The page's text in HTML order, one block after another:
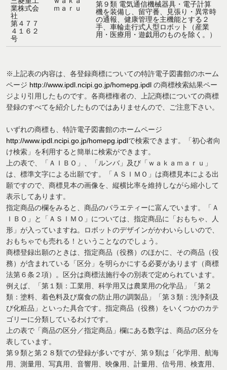
業株式会
社
第４７７
４１６２
号
ｍａｒｕ
第９類電気通信機械器具・電子計算
機を装備し、留守番、見張り・異常時
の通報、健康管理を主機能とする２
手、車輪走行式人型ロボット（産業
用・医療用・遊戯用のものを除く。）
※上記表の内容は、各登録商標についての特許電子図書館のホーム
ページ http://www.ipdl.ncipi.go.jp/homepg.ipdl の商標検索結果ペー
ジより引用したものです。各商標権者の、上記商標についての商標
登録のすべてを紹介したものではありませんので、ご注意下さい。
いずれの商標も、特許電子図書館のホームページ
http://www.ipdl.ncipi.go.jp/homepg.ipdlで検索できます。「初心者向
け検索」を利用すると簡単に検索ができます。
上の表で、「ＡＩＢＯ」、「ルンバ」及び「ｗａｋａｍａｒｕ」
は、標準文字による出願です。「ＡＳＩＭＯ」は商標見本による出
願ですので、商標見本の画像を、縦横比率を維持しながら縮小して
表示してあります。
指定商品の欄をみると、商品のバラエティーに富んでいます。「Ａ
ＩＢＯ」と「ＡＳＩＭＯ」については、指定商品に「おもちゃ、人
形」が入っていますね。ロボットのデザインがかわいらしいので、
おもちゃでも売れる！ということなのでしょう。
商標登録出願のときは、指定商品（役務）のほかに、その商品（役
務）が含まれている「区分」を明らかにする必要があります（商標
法第６条２項）。区分は商標法施行令の別表で定められています。
例えば、「第１類：工業用、科学用又は農業用の化学品」「第２
類：塗料、着色料及び腐食の防止用の調製品」「第３類：洗浄剤及
び化粧品」といった具合です。指定商品（役務）をいくつかのカテ
ゴリーに分類しているわけです。
上の表で「商品の区分／指定商品」欄にある数字は、商品の区分を
表しています。
第９類と第２８類での登録が多いですが、第９類は「化学用、航海
用、測量用、写真用、音響用、映像用、計量用、信号用、検査用、